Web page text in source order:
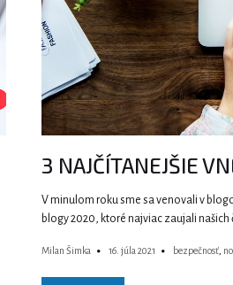
3 NAJČÍTANEJŠIE
V minulom roku sme sa venovali v
blogy 2020, ktoré najviac zaujali
Milan Šimka 16. júla 2021 bezpečnosť